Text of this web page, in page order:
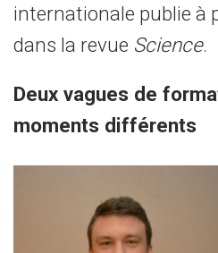
internationale publie à
dans la revue Science.
Deux vagues de
moments différents